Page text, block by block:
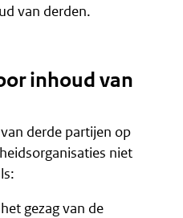
van derden.
inhoud van
derde partijen op
niet
gezag van de